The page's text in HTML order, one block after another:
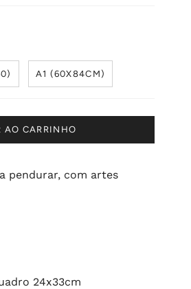
A1 (60X84CM)
AO CARRINHO
pendurar, com artes
24x33cm